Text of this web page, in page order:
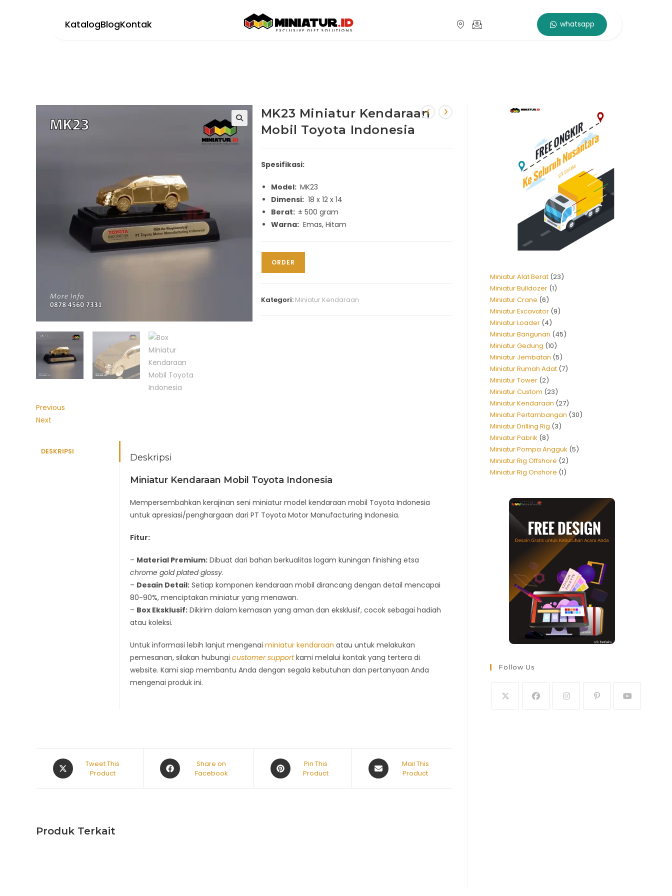
KatalogBlogKontak whatsapp
🔍
Previous
Next
MK23 Miniatur Kendaraan
Mobil Toyota Indonesia
Spesifikasi:
Model: MK23
Dimensi:18 x 12 x 14
Berat: ± 500 gram
Warna:Emas, Hitam
ORDER
Kategori: Miniatur Kendaraan
DESKRIPSI
Deskripsi
Miniatur Kendaraan Mobil Toyota Indonesia
Mempersembahkan kerajinan seni miniatur model kendaraan mobil Toyota Indonesia
untuk apresiasi/penghargaan dari PT Toyota Motor Manufacturing Indonesia.
Fitur:
– Material Premium:Dibuat dari bahan berkualitas logam kuningan finishing etsa
chrome gold plated glossy.
– Desain Detail:Setiap komponen kendaraan mobil dirancang dengan detail mencapai
80-90%, menciptakan miniatur yang menawan.
– Box Eksklusif:Dikirim dalam kemasan yang aman dan eksklusif, cocok sebagai hadiah
atau koleksi.
Untuk informasi lebih lanjut mengenai miniatur kendaraan atau untuk melakukan
pemesanan, silakan hubungi customer supportkami melalui kontak yang tertera di
website. Kami siap membantu Anda dengan segala kebutuhan dan pertanyaan Anda
mengenai produk ini.
Tweet This
Product
Share on
Facebook
Pin This
Product
Mail This
Product
Produk Terkait
Miniatur Alat Berat 23
Miniatur Bulldozer 1
Miniatur Crane 6
Miniatur Excavator 9
Miniatur Loader 4
Miniatur Bangunan 45
Miniatur Gedung 10
Miniatur Jembatan 5
Miniatur Rumah Adat 7
Miniatur Tower 2
Miniatur Custom 23
Miniatur Kendaraan 27
Miniatur Pertambangan 30
Miniatur Drilling Rig 3
Miniatur Pabrik 8
Miniatur Pompa Angguk 5
Miniatur Rig Offshore 2
Miniatur Rig Onshore 1
Follow Us